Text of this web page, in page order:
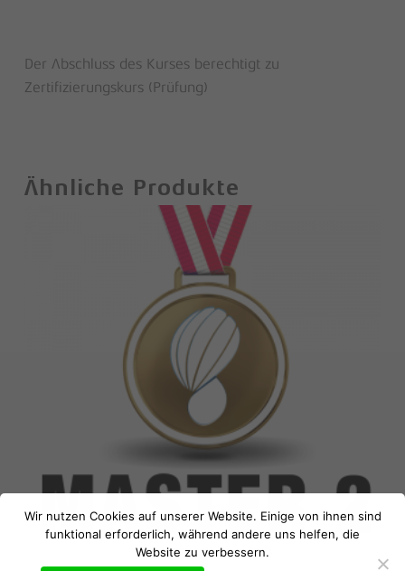
Es befinden sich keine Produkte im
Warenkorb.
Go to shop
Der Abschluss des Kurses berechtigt zu
Zertifizierungskurs (Prüfung)
Ähnliche Produkte
Wir nutzen Cookies auf unserer Website. Einige von ihnen sind
funktional erforderlich, während andere uns helfen, die
Website zu verbessern.